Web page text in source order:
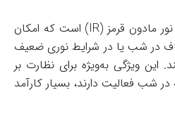
دوربین TC-C34XS مجهز به نور مادون قرمز (IR) است که امکان
در شب یا در شرایط نوری ضعیف
می‌کند. این ویژگی به‌ویژه برای نظارت بر
شب فعالیت دارند، بسیار کارآمد